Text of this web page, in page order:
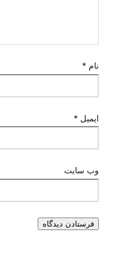
نام *
ایمیل *
وب‌ سایت